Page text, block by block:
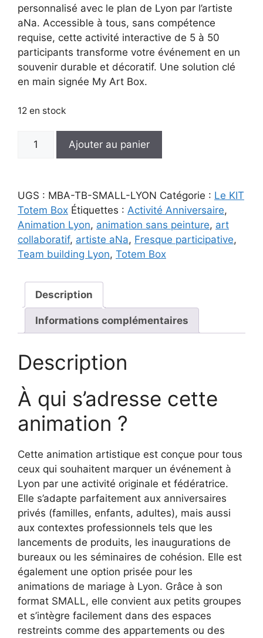
personnalisé avec le plan de Lyon par l’artiste
aNa. Accessible à tous, sans compétence
requise, cette activité interactive de 5 à 50
participants transforme votre événement en un
souvenir durable et décoratif. Une solution clé
en main signée My Art Box.
12 en stock
quantité
Box
SMALL
Lyon
|
Fresque
Plan
Ville
pers.
Ajouter au panier
UGS : MBA-TB-SMALL-LYON Catégorie : Le KIT
Totem Box Étiquettes : Activité Anniversaire,
Animation Lyon, animation sans peinture, art
collaboratif, artiste aNa, Fresque participative,
Team building Lyon, Totem Box
Description
Informations complémentaires
Description
À qui s’adresse cette
animation ?
Cette animation artistique est conçue pour tous
ceux qui souhaitent marquer un événement à
Lyon par une activité originale et fédératrice.
Elle s’adapte parfaitement aux anniversaires
privés (familles, enfants, adultes), mais aussi
aux contextes professionnels tels que les
lancements de produits, les inaugurations de
bureaux ou les séminaires de cohésion. Elle est
également une option prisée pour les
animations de mariage à Lyon. Grâce à son
format SMALL, elle convient aux petits groupes
et s’intègre facilement dans des espaces
restreints comme des appartements ou des